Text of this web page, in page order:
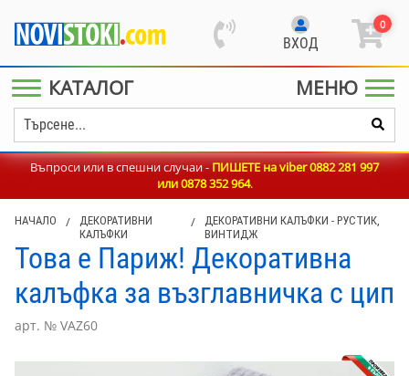
ВХОД
0
КАТАЛОГ МЕНЮ
Въпроси или в спешни случаи -ПИШЕТЕ на viber 0882 281 997
или0878 352 964.
НАЧАЛО /
ДЕКОРАТИВНИ
КАЛЪФКИ
/
ДЕКОРАТИВНИ КАЛЪФКИ - РУСТИК,
ВИНТИДЖ
Това е Париж! Декоративна
калъфка за възглавничка с цип
арт. № VAZ60